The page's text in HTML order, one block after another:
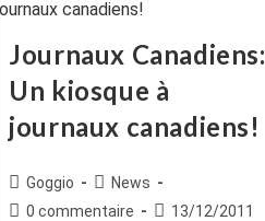
Journaux Canadiens:
Un kiosque à
journaux canadiens!
Auteur/autrice
de
Goggio
Post
category:
News
Commentaires
0 commentaire
Publication
13/12/2011